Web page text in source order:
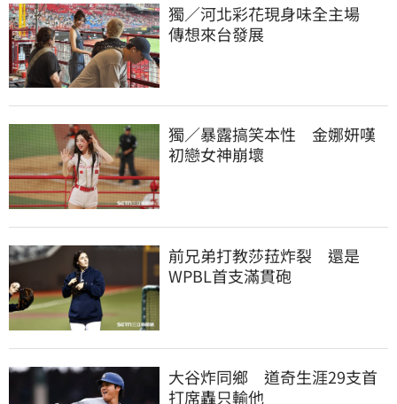
獨／河北彩花現身味全主場
傳想來台發展
獨／暴露搞笑本性　金娜妍嘆
初戀女神崩壞
前兄弟打教莎菈炸裂　還是
WPBL首支滿貫砲
大谷炸同鄉　道奇生涯29支首
打席轟只輸他